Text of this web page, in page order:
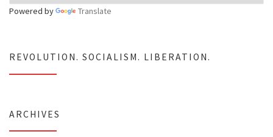
Powered by Translate
REVOLUTION. SOCIALISM. LIBERATION.
ARCHIVES